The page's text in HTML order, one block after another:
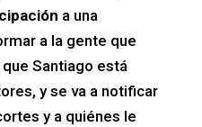
a una
a la gente que
Santiago está
y se va a notificar
y a quiénes le